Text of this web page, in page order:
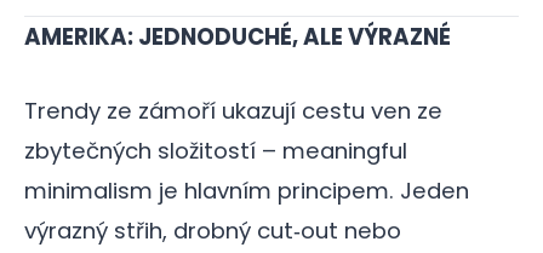
AMERIKA: JEDNODUCHÉ, ALE VÝRAZNÉ
Trendy ze zámoří ukazují cestu ven ze
zbytečných složitostí – meaningful
minimalism je hlavním principem. Jeden
výrazný střih, drobný cut‑out nebo